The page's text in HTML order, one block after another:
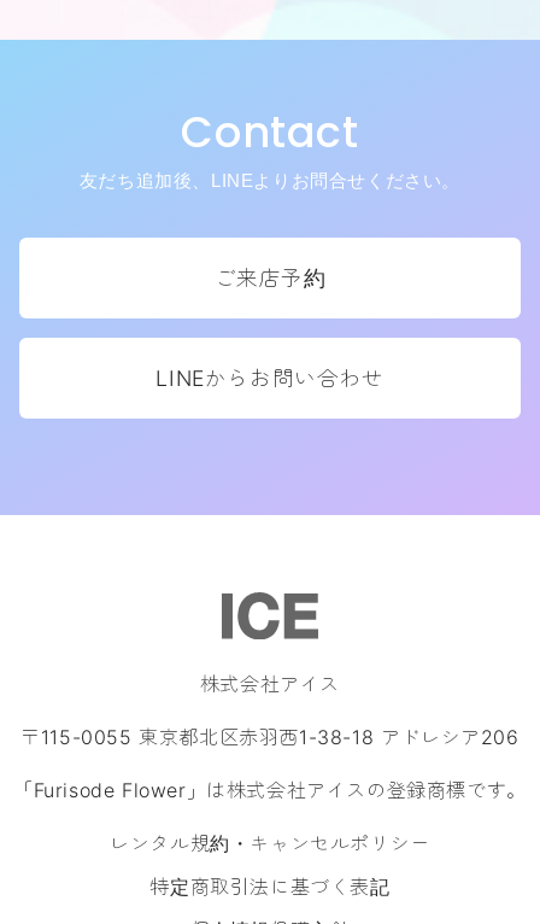
Contact
友だち追加後、LINEよりお問合せください。
ご来店予約
LINEからお問い合わせ
株式会社アイス
〒115-0055 東京都北区赤羽西1-38-18 アドレシア206
「Furisode Flower」は株式会社アイスの登録商標です。
レンタル規約・キャンセルポリシー
特定商取引法に基づく表記